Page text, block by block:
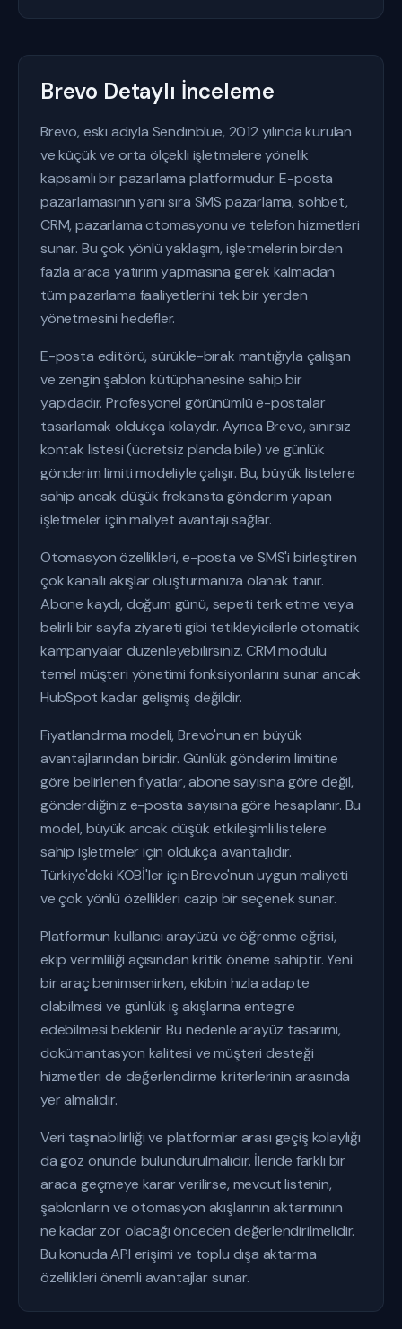
Brevo Detaylı İnceleme
Brevo, eski adıyla Sendinblue, 2012 yılında kurulan
ve küçük ve orta ölçekli işletmelere yönelik
kapsamlı bir pazarlama platformudur. E-posta
pazarlamasının yanı sıra SMS pazarlama, sohbet,
CRM, pazarlama otomasyonu ve telefon hizmetleri
sunar. Bu çok yönlü yaklaşım, işletmelerin birden
fazla araca yatırım yapmasına gerek kalmadan
tüm pazarlama faaliyetlerini tek bir yerden
yönetmesini hedefler.
E-posta editörü, sürükle-bırak mantığıyla çalışan
ve zengin şablon kütüphanesine sahip bir
yapıdadır. Profesyonel görünümlü e-postalar
tasarlamak oldukça kolaydır. Ayrıca Brevo, sınırsız
kontak listesi (ücretsiz planda bile) ve günlük
gönderim limiti modeliyle çalışır. Bu, büyük listelere
sahip ancak düşük frekansta gönderim yapan
işletmeler için maliyet avantajı sağlar.
Otomasyon özellikleri, e-posta ve SMS'i birleştiren
çok kanallı akışlar oluşturmanıza olanak tanır.
Abone kaydı, doğum günü, sepeti terk etme veya
belirli bir sayfa ziyareti gibi tetikleyicilerle otomatik
kampanyalar düzenleyebilirsiniz. CRM modülü
temel müşteri yönetimi fonksiyonlarını sunar ancak
HubSpot kadar gelişmiş değildir.
Fiyatlandırma modeli, Brevo'nun en büyük
avantajlarından biridir. Günlük gönderim limitine
göre belirlenen fiyatlar, abone sayısına göre değil,
gönderdiğiniz e-posta sayısına göre hesaplanır. Bu
model, büyük ancak düşük etkileşimli listelere
sahip işletmeler için oldukça avantajlıdır.
Türkiye'deki KOBİ'ler için Brevo'nun uygun maliyeti
ve çok yönlü özellikleri cazip bir seçenek sunar.
Platformun kullanıcı arayüzü ve öğrenme eğrisi,
ekip verimliliği açısından kritik öneme sahiptir. Yeni
bir araç benimsenirken, ekibin hızla adapte
olabilmesi ve günlük iş akışlarına entegre
edebilmesi beklenir. Bu nedenle arayüz tasarımı,
dokümantasyon kalitesi ve müşteri desteği
hizmetleri de değerlendirme kriterlerinin arasında
yer almalıdır.
Veri taşınabilirliği ve platformlar arası geçiş kolaylığı
da göz önünde bulundurulmalıdır. İleride farklı bir
araca geçmeye karar verilirse, mevcut listenin,
şablonların ve otomasyon akışlarının aktarımının
ne kadar zor olacağı önceden değerlendirilmelidir.
Bu konuda API erişimi ve toplu dışa aktarma
özellikleri önemli avantajlar sunar.